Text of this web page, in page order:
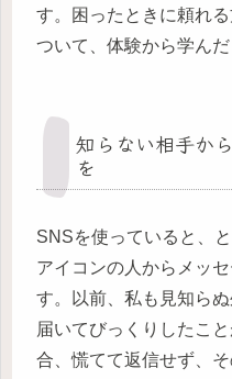
す。困ったときに頼れ
ついて、体験から学ん
知らない相手か
を
SNSを使っていると、
アイコンの人からメッ
す。以前、私も見知ら
届いてびっくりしたこ
合、慌てて返信せず、